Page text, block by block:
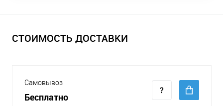
СТОИМОСТЬ ДОСТАВКИ
Самовывоз
Бесплатно